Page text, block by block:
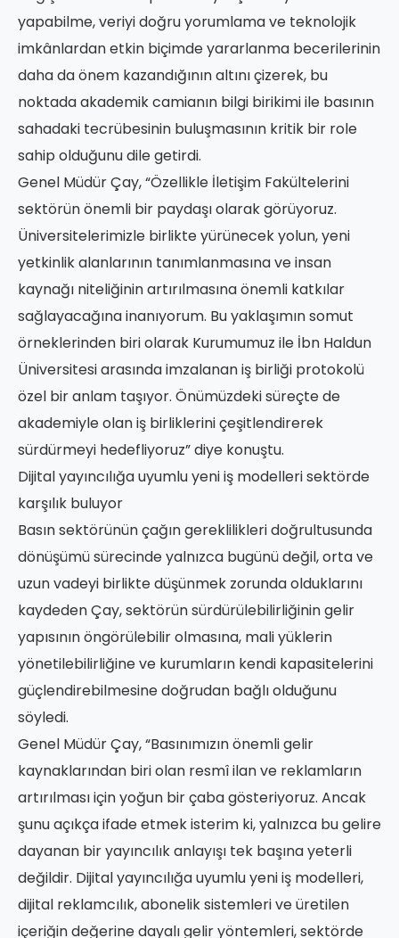
yapabilme, veriyi doğru yorumlama ve teknolojik
imkânlardan etkin biçimde yararlanma becerilerinin
daha da önem kazandığının altını çizerek, bu
noktada akademik camianın bilgi birikimi ile basının
sahadaki tecrübesinin buluşmasının kritik bir role
sahip olduğunu dile getirdi.
Genel Müdür Çay, “Özellikle İletişim Fakültelerini
sektörün önemli bir paydaşı olarak görüyoruz.
Üniversitelerimizle birlikte yürünecek yolun, yeni
yetkinlik alanlarının tanımlanmasına ve insan
kaynağı niteliğinin artırılmasına önemli katkılar
sağlayacağına inanıyorum. Bu yaklaşımın somut
örneklerinden biri olarak Kurumumuz ile İbn Haldun
Üniversitesi arasında imzalanan iş birliği protokolü
özel bir anlam taşıyor. Önümüzdeki süreçte de
akademiyle olan iş birliklerini çeşitlendirerek
sürdürmeyi hedefliyoruz” diye konuştu.
Dijital yayıncılığa uyumlu yeni iş modelleri sektörde
karşılık buluyor
Basın sektörünün çağın gereklilikleri doğrultusunda
dönüşümü sürecinde yalnızca bugünü değil, orta ve
uzun vadeyi birlikte düşünmek zorunda olduklarını
kaydeden Çay, sektörün sürdürülebilirliğinin gelir
yapısının öngörülebilir olmasına, mali yüklerin
yönetilebilirliğine ve kurumların kendi kapasitelerini
güçlendirebilmesine doğrudan bağlı olduğunu
söyledi.
Genel Müdür Çay, “Basınımızın önemli gelir
kaynaklarından biri olan resmî ilan ve reklamların
artırılması için yoğun bir çaba gösteriyoruz. Ancak
şunu açıkça ifade etmek isterim ki, yalnızca bu gelire
dayanan bir yayıncılık anlayışı tek başına yeterli
değildir. Dijital yayıncılığa uyumlu yeni iş modelleri,
dijital reklamcılık, abonelik sistemleri ve üretilen
içeriğin değerine dayalı gelir yöntemleri, sektörde